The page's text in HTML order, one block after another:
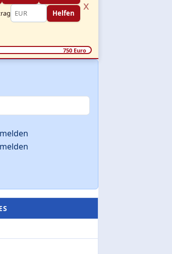
Helfen
x
750 Euro